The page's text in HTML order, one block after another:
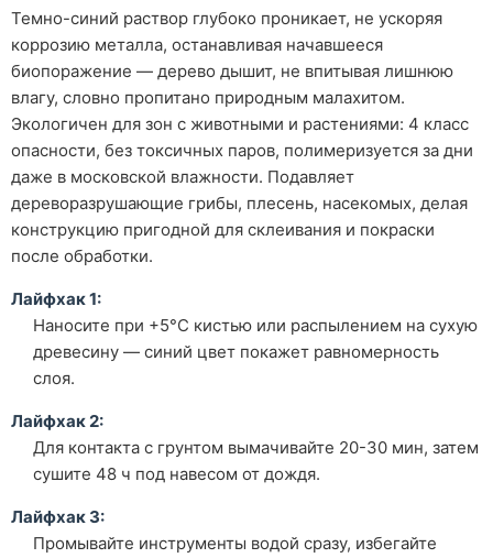
Темно-синий раствор глубоко проникает, не ускоряя
коррозию металла, останавливая начавшееся
биопоражение — дерево дышит, не впитывая лишнюю
влагу, словно пропитано природным малахитом.
Экологичен для зон с животными и растениями: 4 класс
опасности, без токсичных паров, полимеризуется за дни
даже в московской влажности. Подавляет
дереворазрушающие грибы, плесень, насекомых, делая
конструкцию пригодной для склеивания и покраски
после обработки.
Лайфхак 1:
Наносите при +5°C кистью или распылением на сухую
древесину — синий цвет покажет равномерность
слоя.
Лайфхак 2:
Для контакта с грунтом вымачивайте 20-30 мин, затем
сушите 48 ч под навесом от дождя.
Лайфхак 3:
Промывайте инструменты водой сразу, избегайте